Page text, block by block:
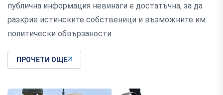
публична информация невинаги е достатъчна, за да
разкрие истинските собственици и възможните им
политически обвързаности
ПРОЧЕТИ ОЩЕ